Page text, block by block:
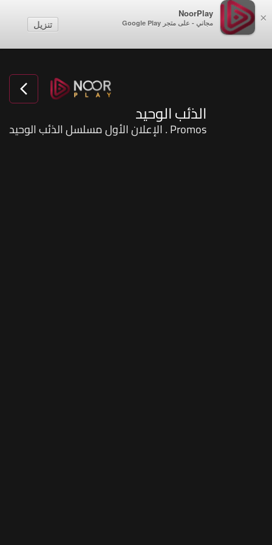
×
NoorPlay
مجاني - على متجر Google Play تنزيل
الذئب الوحيد
Promos . الإعلان الأول مسلسل الذئب الوحيد